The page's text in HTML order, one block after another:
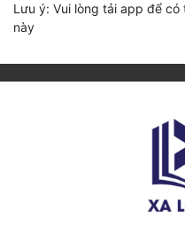
Lưu ý: Vui lòng tải app để
này